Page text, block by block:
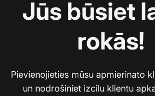
Jūs būsiet
rokās!
Pievienojieties mūsu apmierinato
un nodrošiniet izcilu klientu